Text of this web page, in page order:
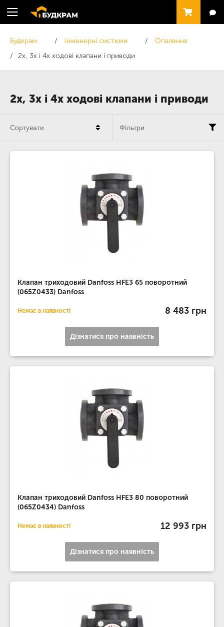
2х, 3х і 4х ходові клапани і приводи
Будкрам Інженерні системи
Опалення
2х, 3х і 4х ходові клапани і приводи
Клапан триходовий Danfoss HFE3 65 поворотний
(065Z0433) Danfoss
Немає в наявності 8 483 грн
Дізнатися про наявність
Клапан триходовий Danfoss HFE3 80 поворотний
(065Z0434) Danfoss
Немає в наявності 12 993 грн
Дізнатися про наявність
Сортувати Фільтри